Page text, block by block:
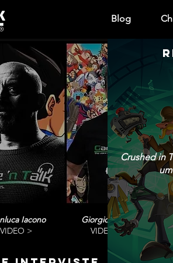
Blog
Iacono
VIDEO >
Giorgio Vanni
VIDEO>
Crushed in